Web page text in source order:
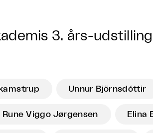
3. års-
Unnur Björnsdóttir
Rune Viggo Jørgensen Elina